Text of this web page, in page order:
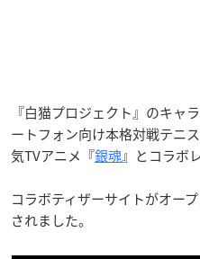
『白猫プロジェクト』のキャ
ートフォン向け本格対戦テニ
気TVアニメ『銀魂』とコラボ
コラボティザーサイトがオー
されました。